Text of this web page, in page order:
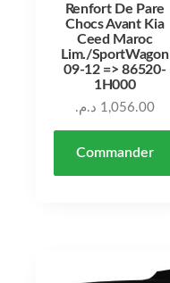
Renfort De Pare
Chocs Avant Kia
Ceed Maroc
Lim./SportWagon
09-12 => 86520-
1H000
1,056.00 د.م.
Commander